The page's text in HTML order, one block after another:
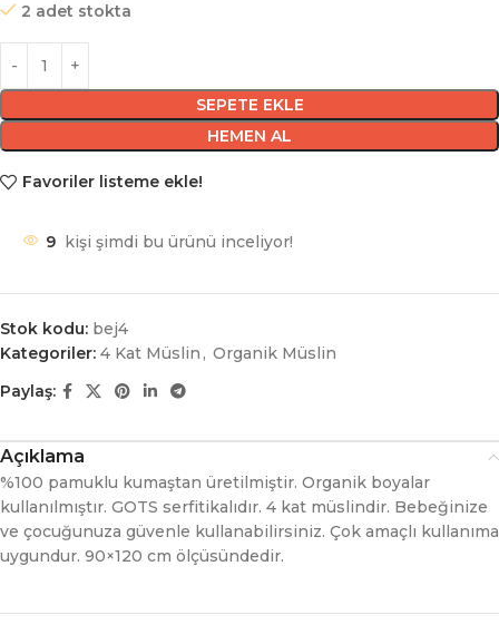
2 adet stokta
SEPETE EKLE
HEMEN AL
Favoriler listeme ekle!
9 kişi şimdi bu ürünü inceliyor!
Stok kodu: bej4
Kategoriler: 4 Kat Müslin , Organik Müslin
Paylaş:
Açıklama
%100 pamuklu kumaştan üretilmiştir. Organik boyalar
kullanılmıştır. GOTS serfitikalıdır. 4 kat müslindir. Bebeğinize
ve çocuğunuza güvenle kullanabilirsiniz. Çok amaçlı kullanıma
uygundur. 90×120 cm ölçüsündedir.